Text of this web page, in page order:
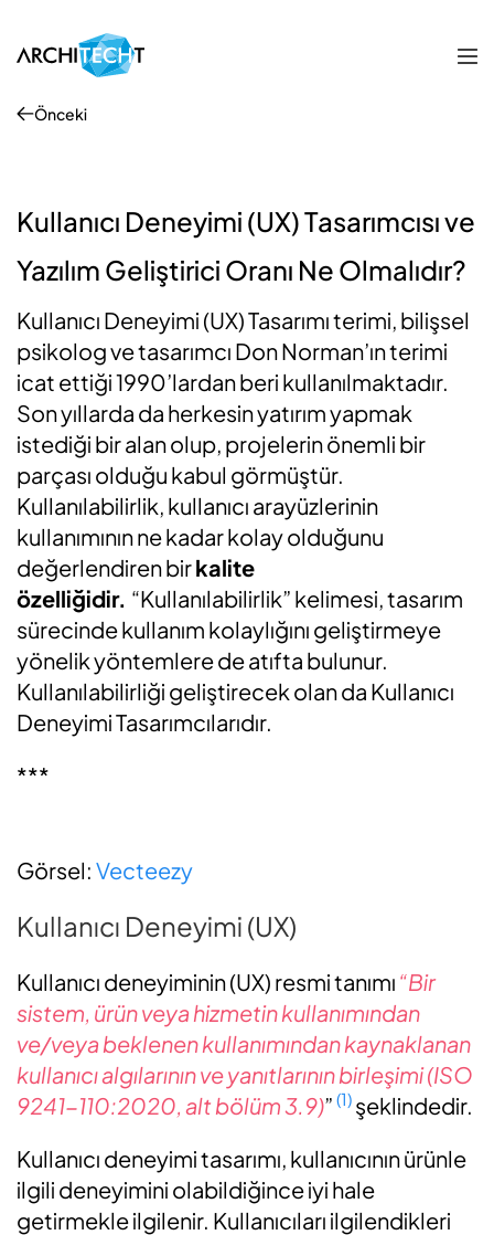
Önceki
Kullanıcı Deneyimi (UX) Tasarımcısı ve
Yazılım Geliştirici Oranı Ne Olmalıdır?
Kullanıcı Deneyimi (UX) Tasarımı terimi, bilişsel
psikolog ve tasarımcı Don Norman’ın terimi
icat ettiği 1990’lardan beri kullanılmaktadır.
Son yıllarda da herkesin yatırım yapmak
istediği bir alan olup, projelerin önemli bir
parçası olduğu kabul görmüştür.
Kullanılabilirlik, kullanıcı arayüzlerinin
kullanımının ne kadar kolay olduğunu
değerlendiren birkalite
özelliğidir. “Kullanılabilirlik” kelimesi, tasarım
sürecinde kullanım kolaylığını geliştirmeye
yönelik yöntemlere de atıfta bulunur.
Kullanılabilirliği geliştirecek olan da Kullanıcı
Deneyimi Tasarımcılarıdır.
***
Görsel: Vecteezy
Kullanıcı Deneyimi (UX)
Kullanıcı deneyiminin (UX) resmi tanımı “Bir
sistem, ürün veya hizmetin kullanımından
ve/veya beklenen kullanımından kaynaklanan
kullanıcı algılarının ve yanıtlarının birleşimi (ISO
9241-110:2020, alt bölüm 3.9)” (1) şeklindedir.
Kullanıcı deneyimi tasarımı, kullanıcının ürünle
ilgili deneyimini olabildiğince iyi hale
getirmekle ilgilenir. Kullanıcıları ilgilendikleri